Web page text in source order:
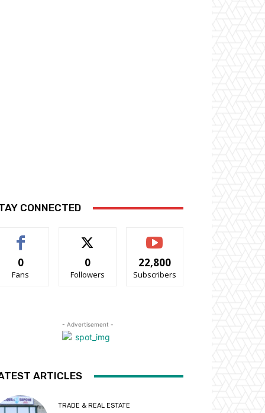
CONNECTED
0
Fans
0
Followers
22,800
Subscribers
- Advertisement -
ARTICLES
TRADE & REAL ESTATE